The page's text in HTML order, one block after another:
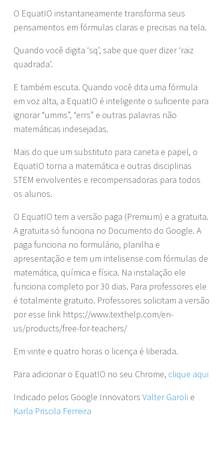
O EquatIO instantaneamente transforma seus
pensamentos em fórmulas claras e precisas na tela.
Quando você digita ‘sq’, sabe que quer dizer ‘raiz
quadrada’.
E também escuta. Quando você dita uma fórmula
em voz alta, a EquatIO é inteligente o suficiente para
ignorar “umms”, “errs” e outras palavras não
matemáticas indesejadas.
Mais do que um substituto para caneta e papel, o
EquatIO torna a matemática e outras disciplinas
STEM envolventes e recompensadoras para todos
os alunos.
O EquatIO tem a versão paga (Premium) e a gratuita.
A gratuita só funciona no Documento do Google. A
paga funciona no formulário, planilha e
apresentação e tem um intelisense com fórmulas de
matemática, química e física. Na instalação ele
funciona completo por 30 dias. Para professores ele
é totalmente gratuito. Professores solicitam a versão
por esse link https://www.texthelp.com/en-
us/products/free-for-teachers/
Em vinte e quatro horas o licença é liberada.
Para adicionar o EquatIO no seu Chrome, clique aqui
Indicado pelos Google Innovators Valter Garoli e
Karla Priscila Ferreira